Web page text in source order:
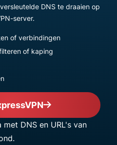
DNS te draaien op
server.
of verbindingen
of kaping